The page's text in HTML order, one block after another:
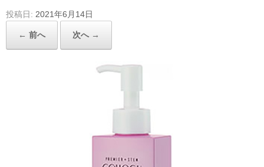
投稿日: 2021年6月14日
← 前へ 次へ →